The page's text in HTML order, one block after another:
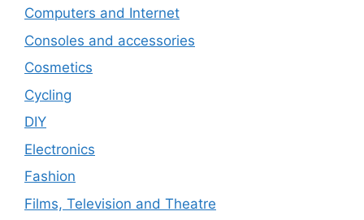
Computers and Internet
Consoles and accessories
Cosmetics
Cycling
DIY
Electronics
Fashion
Films, Television and Theatre